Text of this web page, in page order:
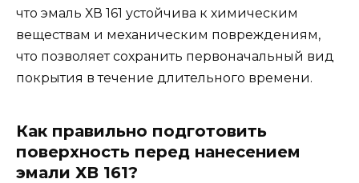
что эмаль ХВ 161 устойчива к химическим
веществам и механическим повреждениям,
что позволяет сохранить первоначальный вид
покрытия в течение длительного времени.
Как правильно подготовить
поверхность перед нанесением
эмали ХВ 161?